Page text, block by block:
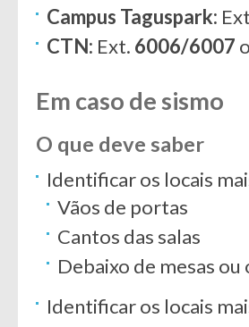
Campus Taguspark:
CTN: Ext. 6006/6007
Em caso de sismo
O que deve saber
Identificar os locais
Vãos de portas
Cantos das salas
Debaixo de mesas
Identificar os locais